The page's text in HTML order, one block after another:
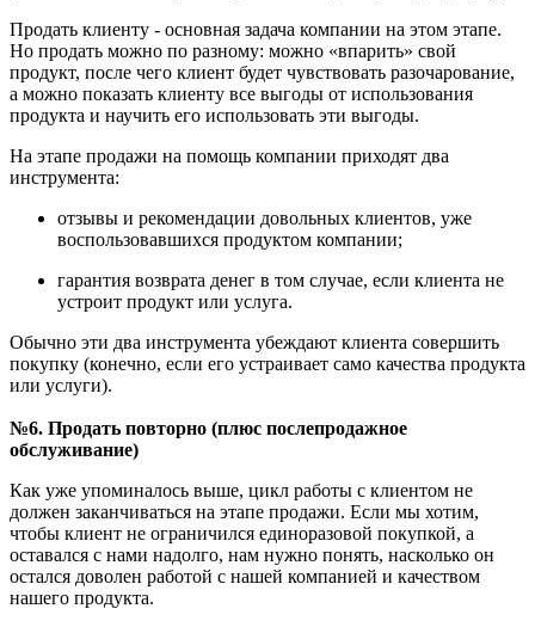
Продать клиенту - основная задача компании на этом этапе.
Но продать можно по разному: можно «впарить» свой
продукт, после чего клиент будет чувствовать разочарование,
а можно показать клиенту все выгоды от использования
продукта и научить его использовать эти выгоды.
На этапе продажи на помощь компании приходят два
инструмента:
отзывы и рекомендации довольных клиентов, уже
воспользовавшихся продуктом компании;
гарантия возврата денег в том случае, если клиента не
устроит продукт или услуга.
Обычно эти два инструмента убеждают клиента совершить
покупку (конечно, если его устраивает само качества продукта
или услуги).
№6. Продать повторно (плюс послепродажное
обслуживание)
Как уже упоминалось выше, цикл работы с клиентом не
должен заканчиваться на этапе продажи. Если мы хотим,
чтобы клиент не ограничился единоразовой покупкой, а
оставался с нами надолго, нам нужно понять, насколько он
остался доволен работой с нашей компанией и качеством
нашего продукта.